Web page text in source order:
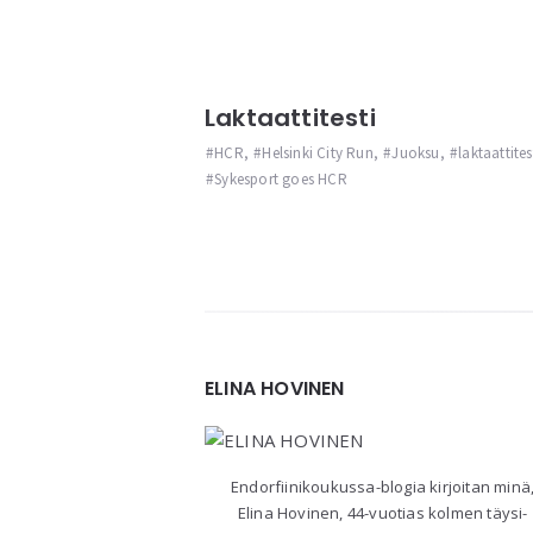
Laktaattitesti
HCR, Helsinki City Run, Juoksu,
Sykesport goes HCR
Widgets
ELINA HOVINEN
Endorfiinikoukussa-blogia kirjoitan
Elina Hovinen, 44-vuotias kolmen täysi-